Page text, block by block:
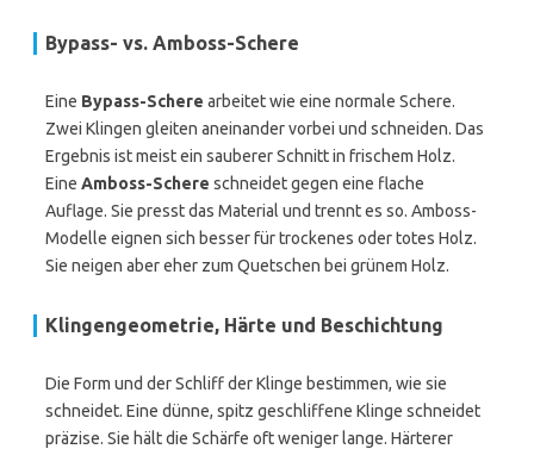
Bypass- vs. Amboss-Schere
Eine Bypass-Schere arbeitet wie eine normale Schere.
Zwei Klingen gleiten aneinander vorbei und schneiden. Das
Ergebnis ist meist ein sauberer Schnitt in frischem Holz.
Eine Amboss-Schere schneidet gegen eine flache
Auflage. Sie presst das Material und trennt es so. Amboss-
Modelle eignen sich besser für trockenes oder totes Holz.
Sie neigen aber eher zum Quetschen bei grünem Holz.
Klingengeometrie, Härte und Beschichtung
Die Form und der Schliff der Klinge bestimmen, wie sie
schneidet. Eine dünne, spitz geschliffene Klinge schneidet
präzise. Sie hält die Schärfe oft weniger lange. Härterer